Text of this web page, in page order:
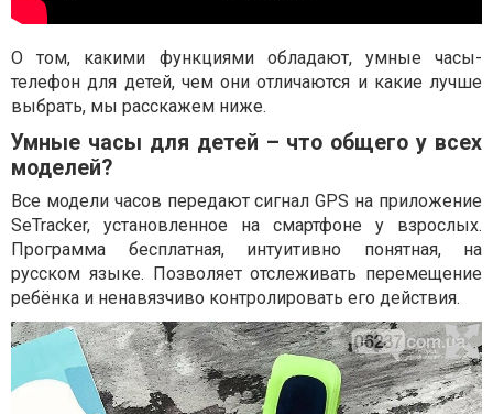
О том, какими функциями обладают, умные часы-
телефон для детей, чем они отличаются и какие лучше
выбрать, мы расскажем ниже.
Умные часы для детей – что общего у всех
моделей?
Все модели часов передают сигнал GPS на приложение
SeTracker, установленное на смартфоне у взрослых.
Программа бесплатная, интуитивно понятная, на
русском языке. Позволяет отслеживать перемещение
ребёнка и ненавязчиво контролировать его действия.